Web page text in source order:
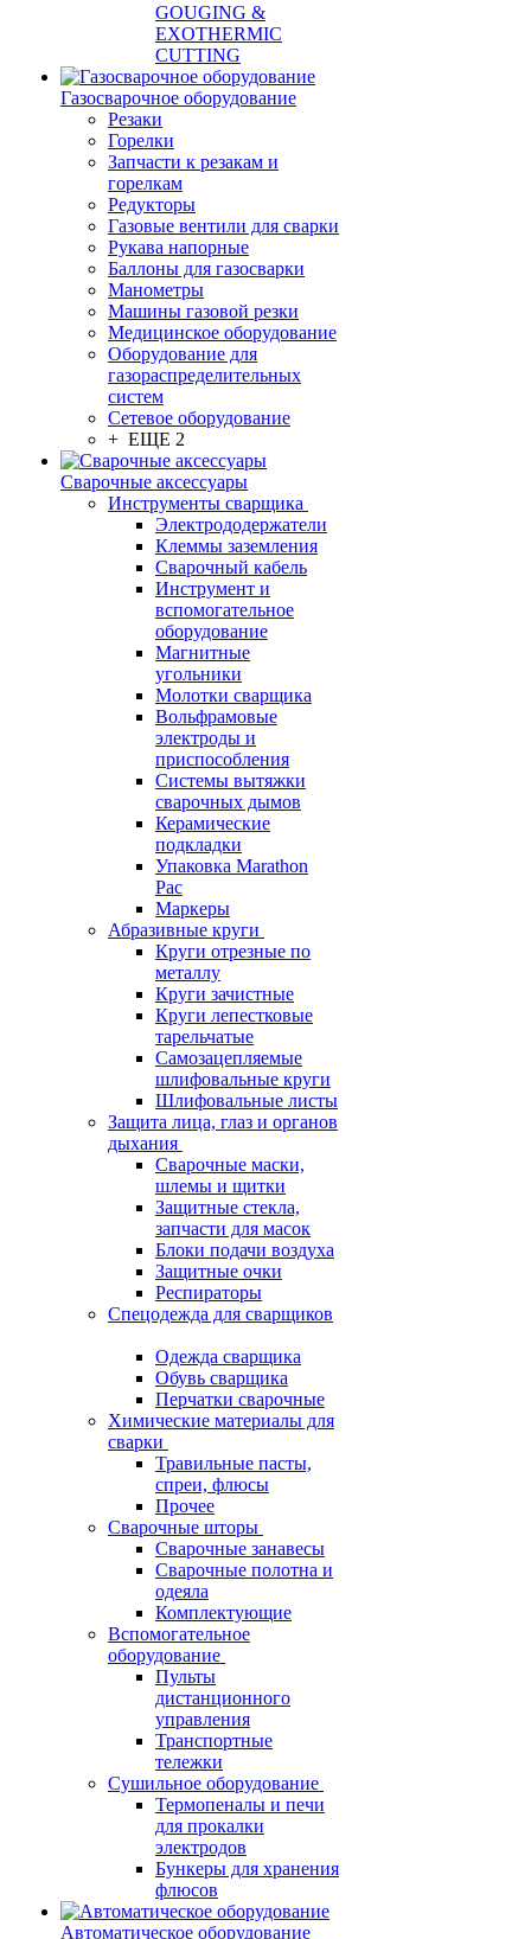
GOUGING &
EXOTHERMIC
CUTTING
Газосварочное оборудование
Резаки
Горелки
Запчасти к резакам и
горелкам
Редукторы
Газовые вентили для сварки
Рукава напорные
Баллоны для газосварки
Манометры
Машины газовой резки
Медицинское оборудование
Оборудование для
газораспределительных
систем
Сетевое оборудование
+ ЕЩЕ 2
Сварочные аксессуары
Инструменты сварщика
Электрододержатели
Клеммы заземления
Сварочный кабель
Инструмент и
вспомогательное
оборудование
Магнитные
угольники
Молотки сварщика
Вольфрамовые
электроды и
приспособления
Системы вытяжки
сварочных дымов
Керамические
подкладки
Упаковка Marathon
Pac
Маркеры
Абразивные круги
Круги отрезные по
металлу
Круги зачистные
Круги лепестковые
тарельчатые
Самозацепляемые
шлифовальные круги
Шлифовальные листы
Защита лица, глаз и органов
дыхания
Сварочные маски,
шлемы и щитки
Защитные стекла,
запчасти для масок
Блоки подачи воздуха
Защитные очки
Респираторы
Спецодежда для сварщиков
Одежда сварщика
Обувь сварщика
Перчатки сварочные
Химические материалы для
сварки
Травильные пасты,
спреи, флюсы
Прочее
Сварочные шторы
Сварочные занавесы
Сварочные полотна и
одеяла
Комплектующие
Вспомогательное
оборудование
Пульты
дистанционного
управления
Транспортные
тележки
Сушильное оборудование
Термопеналы и печи
для прокалки
электродов
Бункеры для хранения
флюсов
Автоматическое оборудование